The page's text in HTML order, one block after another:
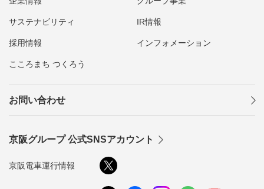
サステナビリティ IR情報
採用情報 インフォメーション
こころまち つくろう
お問い合わせ
京阪グループ 公式SNSアカウント
京阪電車運行情報